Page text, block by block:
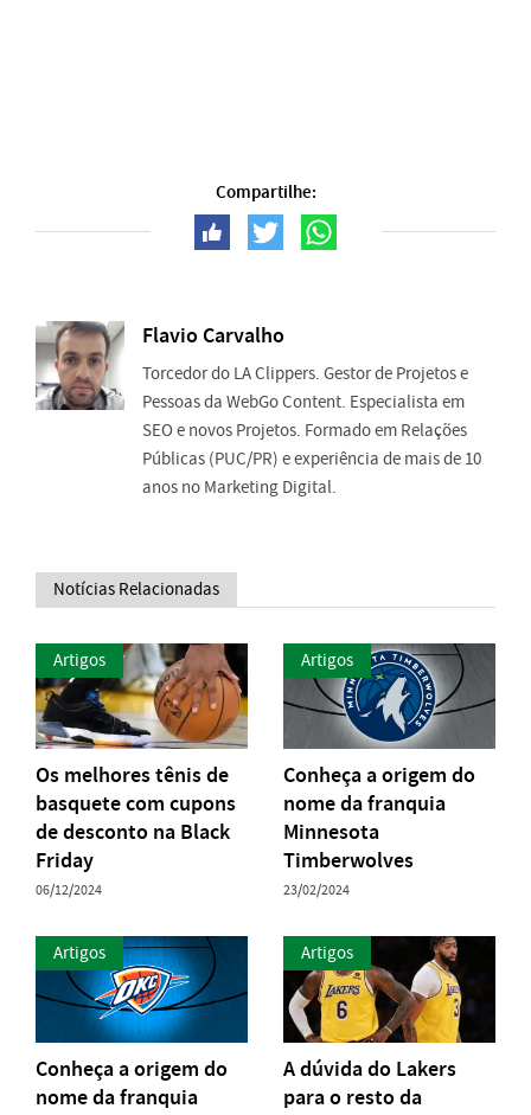
Compartilhe:
Flavio Carvalho
Torcedor do LA Clippers. Gestor de Projetos e
Pessoas da WebGo Content. Especialista em
SEO e novos Projetos. Formado em Relações
Públicas (PUC/PR) e experiência de mais de 10
anos no Marketing Digital.
Notícias Relacionadas
Artigos
Os melhores tênis de
basquete com cupons
de desconto na Black
Friday
06/12/2024
Artigos
Conheça a origem do
nome da franquia
Minnesota
Timberwolves
23/02/2024
Artigos
Conheça a origem do
nome da franquia
Artigos
A dúvida do Lakers
para o resto da